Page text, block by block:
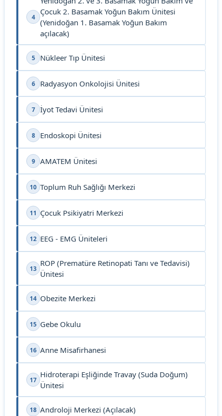
4
Çocuk 2. Basamak Yoğun Bakım Ünitesi
(Yenidoğan 1. Basamak Yoğun Bakım
açılacak)
5 Nükleer Tıp Ünitesi
6 Radyasyon Onkolojisi Ünitesi
7 İyot Tedavi Ünitesi
8 Endoskopi Ünitesi
9 AMATEM Ünitesi
10 Toplum Ruh Sağlığı Merkezi
11 Çocuk Psikiyatri Merkezi
12 EEG - EMG Üniteleri
13
ROP (Prematüre Retinopati Tanı ve Tedavisi)
Ünitesi
14 Obezite Merkezi
15 Gebe Okulu
16 Anne Misafirhanesi
17
Hidroterapi Eşliğinde Travay (Suda Doğum)
Ünitesi
18 Androloji Merkezi (Açılacak)